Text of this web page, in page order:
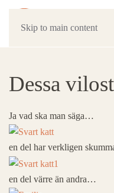
Skip to main content
Dessa
Ja vad ska man säga…
en del har verkligen
en del värre än andra…